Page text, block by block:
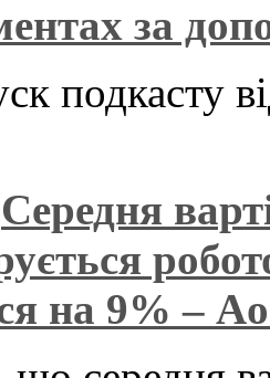
за
подкасту
Середня
на 9% –